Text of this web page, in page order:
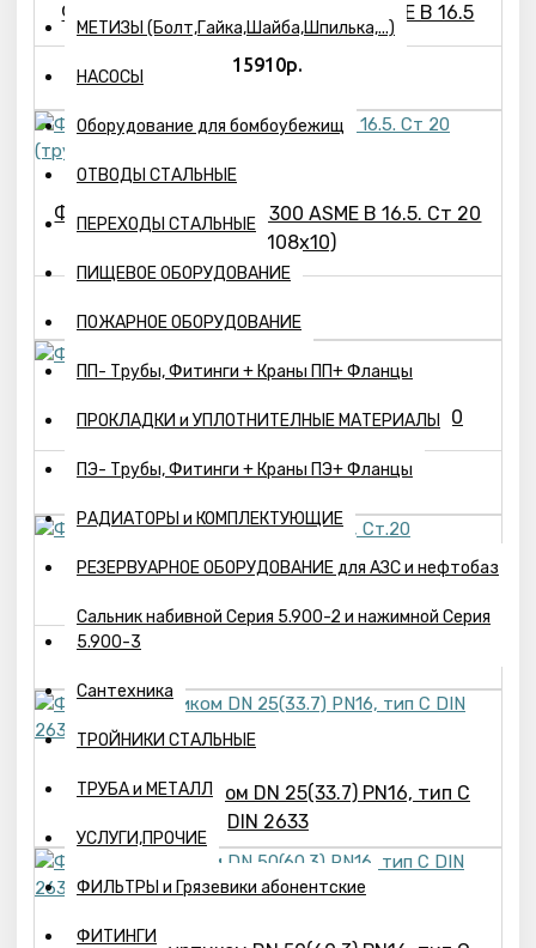
МЕТИЗЫ (Болт,Гайка,Шайба,Шпилька,...)
НАСОСЫ
Оборудование для бомбоубежищ
ОТВОДЫ СТАЛЬНЫЕ
ПЕРЕХОДЫ СТАЛЬНЫЕ
ПИЩЕВОЕ ОБОРУДОВАНИЕ
ПОЖАРНОЕ ОБОРУДОВАНИЕ
ПП- Трубы, Фитинги + Краны ПП+ Фланцы
ПРОКЛАДКИ и УПЛОТНИТЕЛНЫЕ МАТЕРИАЛЫ
ПЭ- Трубы, Фитинги + Краны ПЭ+ Фланцы
РАДИАТОРЫ и КОМПЛЕКТУЮЩИЕ
РЕЗЕРВУАРНОЕ ОБОРУДОВАНИЕ для АЗС и нефтобаз
Сальник набивной Серия 5.900-2 и нажимной Серия
5.900-3
Сантехника
ТРОЙНИКИ СТАЛЬНЫЕ
ТРУБА и МЕТАЛЛ
УСЛУГИ,ПРОЧИЕ
ФИЛЬТРЫ и Грязевики абонентские
ФИТИНГИ
Фланец 2” cl 150 SW RF Ст. 904L ASME B 16.5
15910р.
Фланец 4” WN LM class 300 ASME B 16.5. Ст 20
(труба 108х10)
Фланец EN1092-1/01 B/DN 80 PN16, Ст.20
2820р.
Фланец с буртиком DN 25(33.7) PN16, тип С
DIN 2633